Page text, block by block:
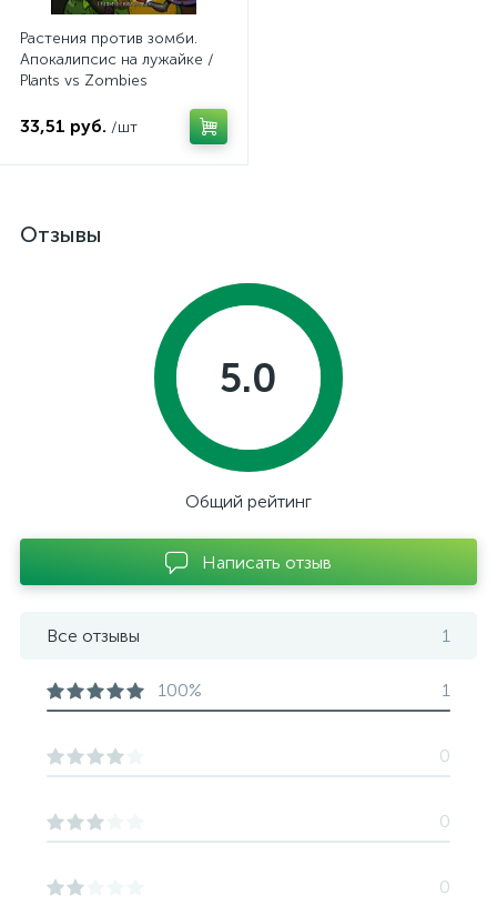
Растения против зомби.
Апокалипсис на лужайке /
Plants vs Zombies
33,51 руб. /шт
Отзывы
5.0
Общий рейтинг
Написать отзыв
Все отзывы 1
100% 1
0
0
0